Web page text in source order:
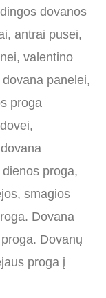
dovanos
antrai pusei,
valentino
panelei,
proga
proga,
smagios
Dovana
Dovanų
proga į